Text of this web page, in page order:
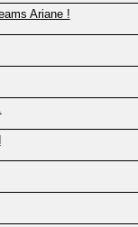
Ariane !